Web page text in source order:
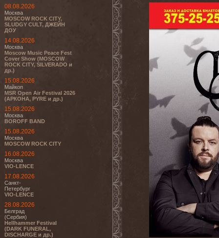
08.08.2026
Москва
MOSCOW ROCK CITY,
SLUDGY CULT, ДЖЕЙН
ДОУ
14.08.2026
Москва
Moscow Music Peace Fest
Cover Show (MOSCOW
ROCK CITY, SILVERADO и
др.)
15.08.2026
Майкоп
MSR Open Air Festival 2026
(АРКОНА, PYRE и др.)
15.08.2026
Москва
BOROFF BAND
15.08.2026
Москва
MOSCOW ROCK CITY
16.08.2026
Москва
VIO-LENCE
17.08.2026
Санкт-
Петербург
VIO-LENCE
28.08.2026
Белград
(Сербия)
Hellhammer Festival
(DARK FUNERAL,
DISCHARGE и др.)